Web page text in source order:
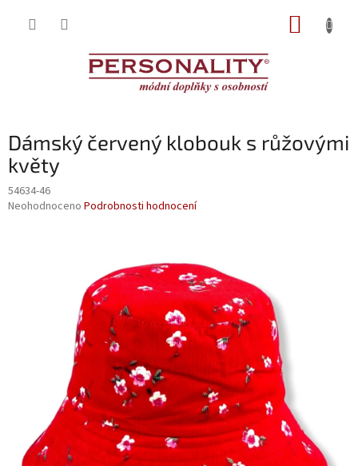
Dámský červený klobouk s růžovými
květy
54634-46
Průměrné
Neohodnoceno Podrobnosti hodnocení